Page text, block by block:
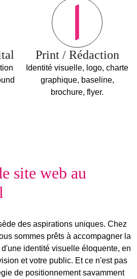
Print / Rédaction
Identité visuelle, logo, charte
graphique, baseline,
brochure, flyer.
site web au
des aspirations uniques. Chez
sommes prêts à accompagner la
identité visuelle éloquente, en
et votre public. Et ce n'est pas
de positionnement savamment